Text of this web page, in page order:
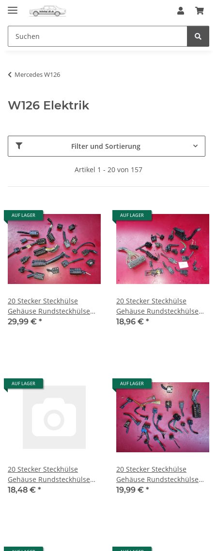
Mercedes W126
W126 Elektrik
Filter und Sortierung
Artikel 1 - 20 von 157
AUF LAGER
20 Stecker Steckhülse
Gehäuse Rundsteckhülse
Mercedes Porsche W126
29,99 € *
AUF LAGER
20 Stecker Steckhülse
Gehäuse Rundsteckhülse
Mercedes Porsche W126
18,96 € *
AUF LAGER
20 Stecker Steckhülse
Gehäuse Rundsteckhülse
Mercedes Porsche W126
18,48 € *
AUF LAGER
20 Stecker Steckhülse
Gehäuse Rundsteckhülse
Mercedes Porsche W126
19,99 € *